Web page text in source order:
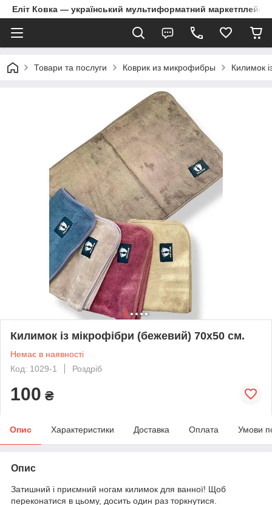
Еліт Ковка — український мультиформатний маркетплейс
Товари та послуги Коврик из микрофибры Килимок
Килимок із мікрофібри (бежевий) 70х50 см.
Немає в наявності
Код: 1029-1
Роздріб
100 ₴
Опис Характеристики Доставка Оплата Умови
Опис
Затишний і приємний ногам килимок для ванної! Щоб
переконатися в цьому, досить один раз торкнутися.